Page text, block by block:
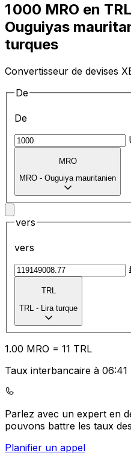
1 000 MRO en
Ouguiyas
turques
Convertisseur de devises
De
De
MRO
MRO - Ouguiya mauritanien
vers
vers
TRL
TRL - Lira turque
1.00 MRO = 11 TRL
Taux interbancaire à 06:41
Parlez avec un expert en
pouvons battre les taux
Planifier un appel